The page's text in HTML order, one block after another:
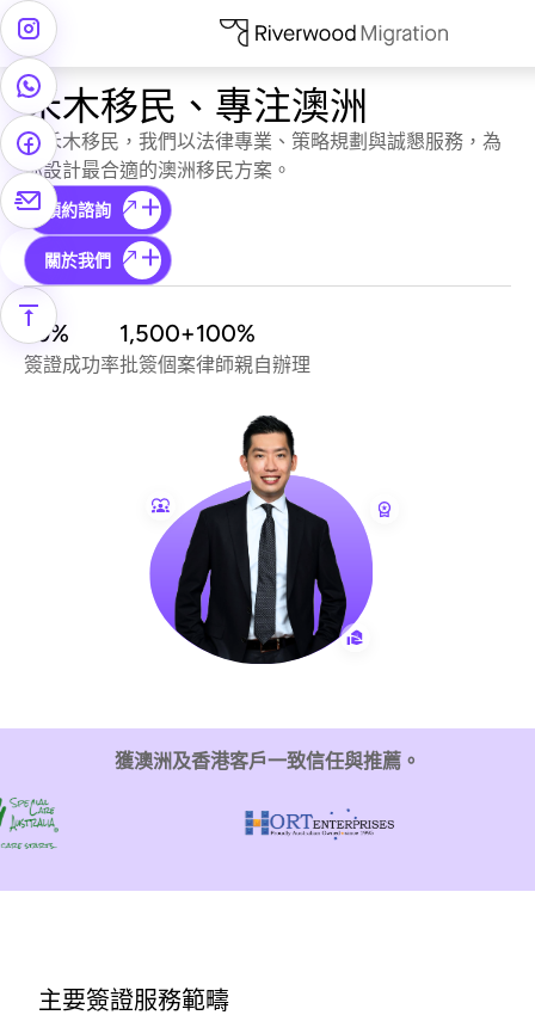
禾木移民、專注澳洲
在禾木移民，我們以法律專業、策略規劃與誠懇服務，為
你設計最合適的澳洲移民方案。
預約諮詢
關於我們
99%
簽證成功率
1,500+
批簽個案
100%
律師親自辦理
獲澳洲及香港客戶一致信任與推薦。
主要簽證服務範疇